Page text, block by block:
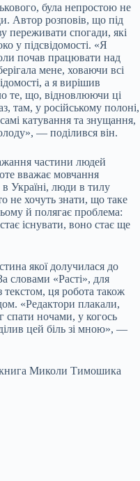
була непростою не
Автор розповів, що під
переживати спогади, які
у підсвідомості. «Я
почав працювати над
мене, ховаючи всі
а я вирішив
те, що, відновлюючи ці
там, у російському полоні,
катування та знущання,
— поділився він.
частини людей
вважає мовчання
Україні, люди в тилу
не хочуть знати, що таке
й полягає проблема:
існувати, воно стає ще
якої долучилася до
словами «Расті», для
текстом, ця робота також
«Редактори плакали,
спати ночами, у когось
цей біль зі мною», —
Миколи Тимошика